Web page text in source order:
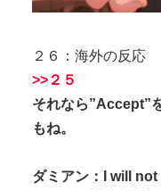
２６：海外の反応
>>２５
それなら”Accept”
もね。
ダミアン：I will